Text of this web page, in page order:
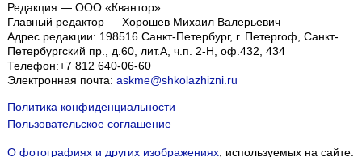
Редакция — ООО «Квантор»
Главный редактор — Хорошев Михаил Валерьевич
Адрес редакции: 198516 Санкт-Петербург, г. Петергоф, Санкт-
Петербургский пр., д.60, лит.А, ч.п. 2-Н, оф.432, 434
Телефон:+7 812 640-06-60
Электронная почта: askme@shkolazhizni.ru
Политика конфиденциальности
Пользовательское соглашение
О фотографиях и других изображениях, используемых на сайте.